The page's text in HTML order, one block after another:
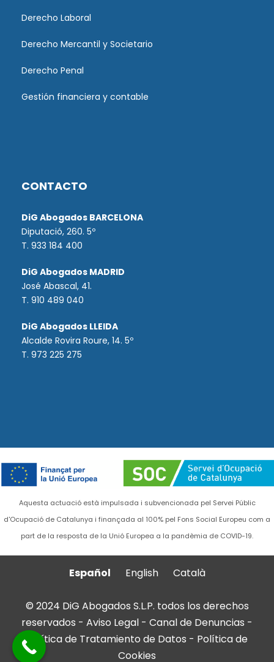
Derecho Laboral
Derecho Mercantil y Societario
Derecho Penal
Gestión financiera y contable
CONTACTO
DiG Abogados BARCELONA
Diputació, 260. 5º
T. 933 184 400
DiG Abogados MADRID
José Abascal, 41.
T. 910 489 040
DiG Abogados LLEIDA
Alcalde Rovira Roure, 14. 5º
T. 973 225 275
Aquesta actuació està impulsada i subvencionada pel Servei Públic
d'Ocupació de Catalunya i finançada al 100% pel Fons Social Europeu com a
part de la resposta de la Unió Europea a la pandèmia de COVID-19.
Español English Català
© 2024 DiG Abogados S.L.P. todos los derechos
reservados - Aviso Legal - Canal de Denuncias -
Política de Tratamiento de Datos - Política de
Cookies